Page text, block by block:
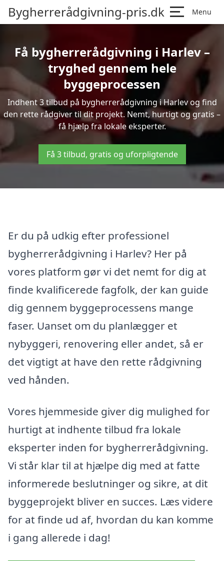
Bygherrerådgivning-pris.dk Menu
Få bygherrerådgivning i Harlev –
tryghed gennem hele
byggeprocessen
Indhent 3 tilbud på bygherrerådgivning i Harlev og find
den rette rådgiver til dit projekt. Nemt, hurtigt og gratis –
få hjælp fra lokale eksperter.
Få 3 tilbud, gratis og uforpligtende
Er du på udkig efter professionel
bygherrerådgivning i Harlev? Her på
vores platform gør vi det nemt for dig at
finde kvalificerede fagfolk, der kan guide
dig gennem byggeprocessens mange
faser. Uanset om du planlægger et
nybyggeri, renovering eller andet, så er
det vigtigt at have den rette rådgivning
ved hånden.
Vores hjemmeside giver dig mulighed for
hurtigt at indhente tilbud fra lokale
eksperter inden for bygherrerådgivning.
Vi står klar til at hjælpe dig med at fatte
informerede beslutninger og sikre, at dit
byggeprojekt bliver en succes. Læs videre
for at finde ud af, hvordan du kan komme
i gang allerede i dag!